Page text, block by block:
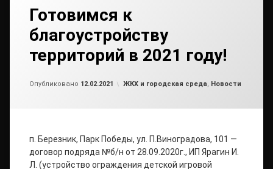
Готовимся к
благоустройству
территорий в 2021 году!
Опубликовано 12.02.2021 Рубрики:
ЖКХ и городская среда, Новости
п. Березник, Парк Победы, ул. П.Виноградова, 101 —
договор подряда №б/н от 28.09.2020г., ИП Ярагин И.
Л. (устройство ограждения детской игровой